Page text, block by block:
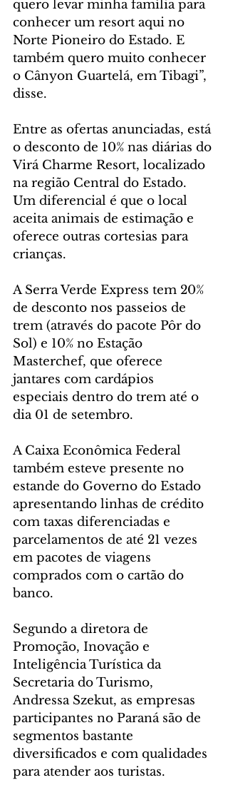
quero levar minha família para
conhecer um resort aqui no
Norte Pioneiro do Estado. E
também quero muito conhecer
o Cânyon Guartelá, em Tibagi”,
disse.
Entre as ofertas anunciadas, está
o desconto de 10% nas diárias do
Virá Charme Resort, localizado
na região Central do Estado.
Um diferencial é que o local
aceita animais de estimação e
oferece outras cortesias para
crianças.
A Serra Verde Express tem 20%
de desconto nos passeios de
trem (através do pacote Pôr do
Sol) e 10% no Estação
Masterchef, que oferece
jantares com cardápios
especiais dentro do trem até o
dia 01 de setembro.
A Caixa Econômica Federal
também esteve presente no
estande do Governo do Estado
apresentando linhas de crédito
com taxas diferenciadas e
parcelamentos de até 21 vezes
em pacotes de viagens
comprados com o cartão do
banco.
Segundo a diretora de
Promoção, Inovação e
Inteligência Turística da
Secretaria do Turismo,
Andressa Szekut, as empresas
participantes no Paraná são de
segmentos bastante
diversificados e com qualidades
para atender aos turistas.